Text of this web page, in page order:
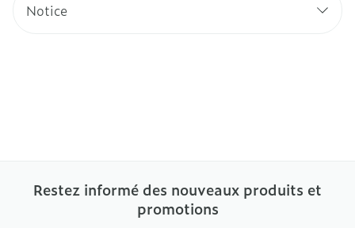
Notice
Restez informé des nouveaux produits et
promotions